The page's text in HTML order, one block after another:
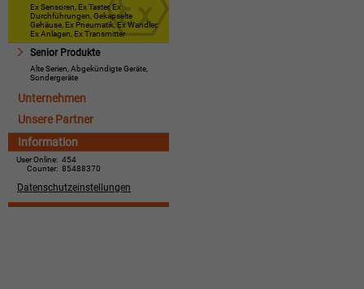
Ex Sensoren, Ex Taster, Ex
Durchführungen, Gekapselte
Gehäuse, Ex Pneumatik, Ex Wandler,
Ex Anlagen, Ex Transmitter
Senior Produkte
Alte Serien, Abgekündigte Geräte,
Sondergeräte
Unternehmen
Unsere Partner
Information
User Online: 454
Counter: 85488370
Datenschutzeinstellungen